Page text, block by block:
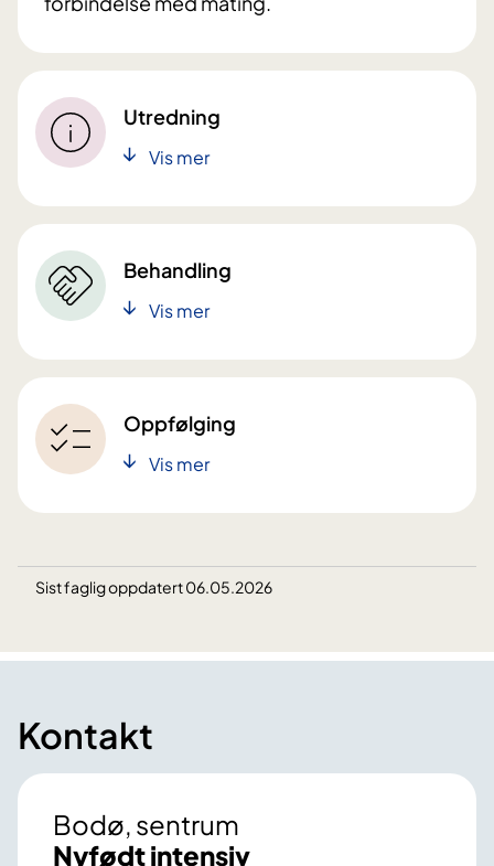
Utredning
Vis mer
Behandling
Vis mer
Oppfølging
Vis mer
Sist faglig oppdatert 06.05.2026
Kontakt
Bodø, sentrum
Nyfødt intensiv